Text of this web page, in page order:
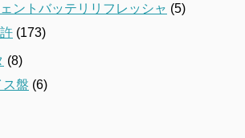
ントバッテリリフレッシャ (5)
(173)
(8)
盤 (6)